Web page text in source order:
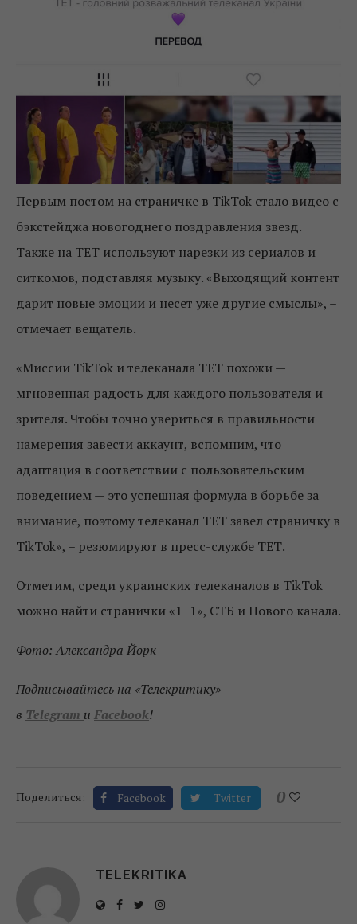
Первым постом на страничке в TikTok стало видео с
бэкстейджа новогоднего поздравления звезд.
Также на ТЕТ используют нарезки из сериалов и
ситкомов, подставляя музыку. «Выходящий контент
дарит новые эмоции и несет уже другие смыслы», –
отмечает вещатель.
«Миссии TikTok и телеканала ТЕТ похожи —
мгновенная радость для каждого пользователя и
зрителя. Чтобы точно увериться в правильности
намерения завести аккаунт, вспомним, что
адаптация в соответствии с пользовательским
поведением — это успешная формула в борьбе за
внимание, поэтому телеканал ТЕТ завел страничку в
TikTok», – резюмируют в пресс-службе ТЕТ.
Отметим, среди украинских телеканалов в TikTok
можно найти странички «1+1», СТБ и Нового канала.
Фото: Александра Йорк
Подписывайтесь на «Телекритику»
в Telegram и Facebook!
Поделиться: Facebook Twitter 0
TELEKRITIKA